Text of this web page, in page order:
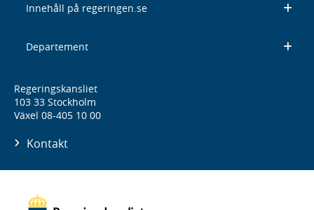
Innehåll på regeringen.se
Departement
Regeringskansliet
103 33 Stockholm
Växel 08-405 10 00
Kontakt